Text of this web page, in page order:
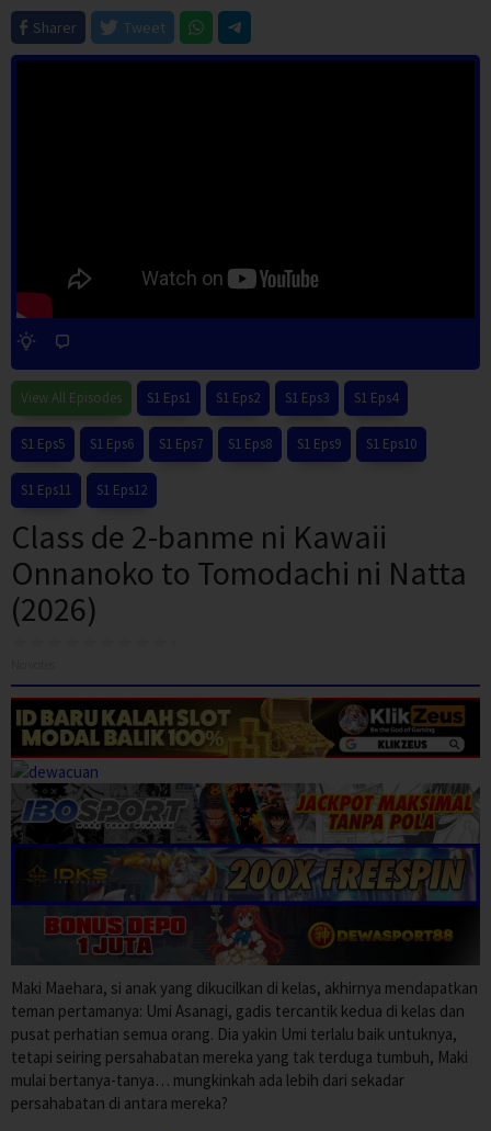
Sharer
Tweet
View All Episodes S1 Eps1 S1 Eps2 S1 Eps3 S1 Eps4
S1 Eps5 S1 Eps6 S1 Eps7 S1 Eps8 S1 Eps9 S1 Eps10
S1 Eps11 S1 Eps12
Class de 2-banme ni Kawaii
Onnanoko to Tomodachi ni Natta
(2026)
Maki Maehara, si anak yang dikucilkan di kelas, akhirnya mendapatkan
teman pertamanya: Umi Asanagi, gadis tercantik kedua di kelas dan
pusat perhatian semua orang. Dia yakin Umi terlalu baik untuknya,
tetapi seiring persahabatan mereka yang tak terduga tumbuh, Maki
mulai bertanya-tanya… mungkinkah ada lebih dari sekadar
persahabatan di antara mereka?